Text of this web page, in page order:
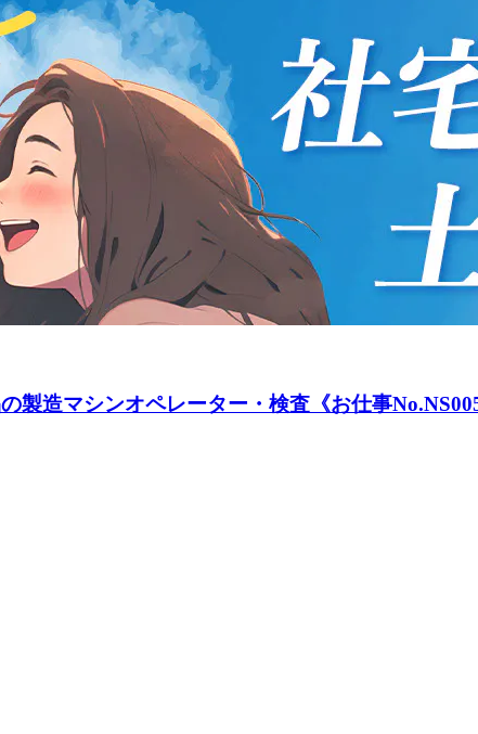
製造マシンオペレーター・検査《お仕事